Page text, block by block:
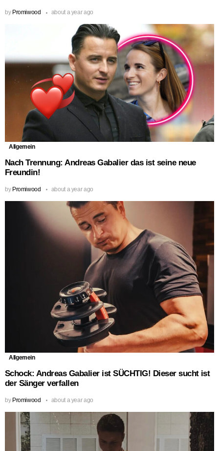
by Promiwood about a year ago
Allgemein
Nach Trennung: Andreas Gabalier das ist seine neue
Freundin!
by Promiwood about a year ago
Allgemein
Schock: Andreas Gabalier ist SÜCHTIG! Dieser sucht ist
der Sänger verfallen
by Promiwood about a year ago